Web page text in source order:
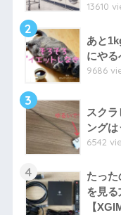
13610
2
あと
にやる
9686
3
スク
ング
6542
4
たっ
を見
【